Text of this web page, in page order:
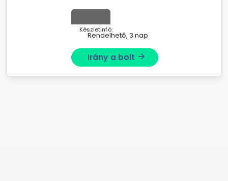
Készletinfó:
Rendelhető, 3 nap
Irány a bolt arrow_forward